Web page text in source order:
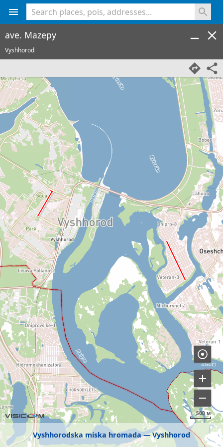
Vyshhorodska miska hromada Vyshhorod
500 м
ave. Mazepy
Vyshhorod
<% console.log(hcard) %>